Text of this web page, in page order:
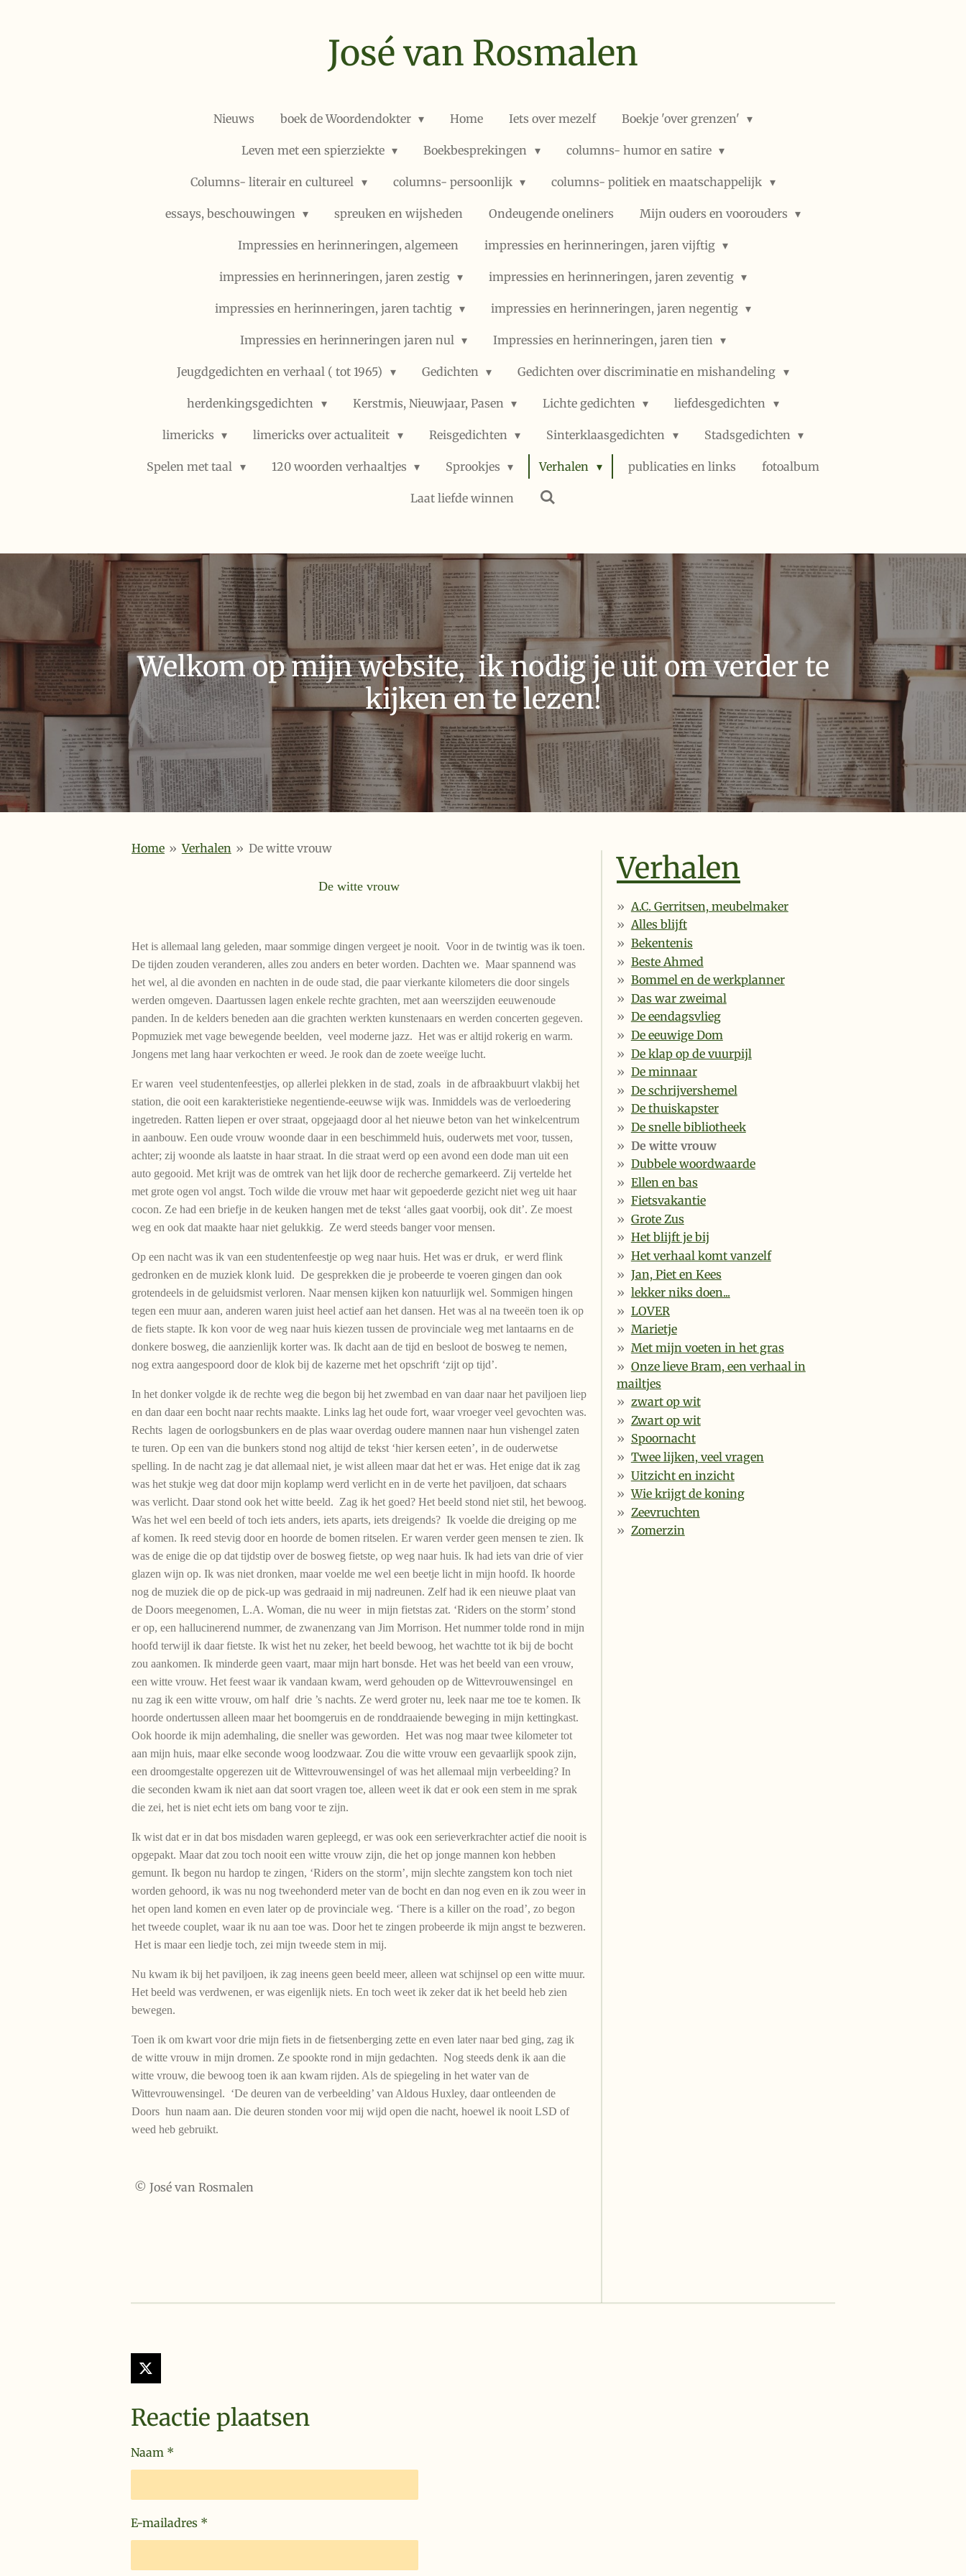
José van Rosmalen
Nieuws boek de Woordendokter Home Iets over mezelf Boekje 'over grenzen'
Leven met een spierziekte Boekbesprekingen columns- humor en satire
Columns- literair en cultureel columns- persoonlijk columns- politiek en maatschappelijk
essays, beschouwingen spreuken en wijsheden Ondeugende oneliners Mijn ouders en voorouders
Impressies en herinneringen, algemeen impressies en herinneringen, jaren vijftig
impressies en herinneringen, jaren zestig impressies en herinneringen, jaren zeventig
impressies en herinneringen, jaren tachtig impressies en herinneringen, jaren negentig
Impressies en herinneringen jaren nul Impressies en herinneringen, jaren tien
Jeugdgedichten en verhaal ( tot 1965) Gedichten Gedichten over discriminatie en mishandeling
herdenkingsgedichten Kerstmis, Nieuwjaar, Pasen Lichte gedichten liefdesgedichten
limericks limericks over actualiteit Reisgedichten Sinterklaasgedichten Stadsgedichten
Spelen met taal 120 woorden verhaaltjes Sprookjes Verhalen publicaties en links fotoalbum
Laat liefde winnen
Welkom op mijn website, ik nodig je uit om verder te
kijken en te lezen!
Home » Verhalen » De witte vrouw
De witte vrouw
Het is allemaal lang geleden, maar sommige dingen vergeet je nooit. Voor in de twintig was ik toen.
De tijden zouden veranderen, alles zou anders en beter worden. Dachten we. Maar spannend was
het wel, al die avonden en nachten in de oude stad, die paar vierkante kilometers die door singels
werden omgeven. Daartussen lagen enkele rechte grachten, met aan weerszijden eeuwenoude
panden. In de kelders beneden aan die grachten werkten kunstenaars en werden concerten gegeven.
Popmuziek met vage bewegende beelden, veel moderne jazz. Het was er altijd rokerig en warm.
Jongens met lang haar verkochten er weed. Je rook dan de zoete weeïge lucht.
Er waren veel studentenfeestjes, op allerlei plekken in de stad, zoals in de afbraakbuurt vlakbij het
station, die ooit een karakteristieke negentiende-eeuwse wijk was. Inmiddels was de verloedering
ingetreden. Ratten liepen er over straat, opgejaagd door al het nieuwe beton van het winkelcentrum
in aanbouw. Een oude vrouw woonde daar in een beschimmeld huis, ouderwets met voor, tussen,
achter; zij woonde als laatste in haar straat. In die straat werd op een avond een dode man uit een
auto gegooid. Met krijt was de omtrek van het lijk door de recherche gemarkeerd. Zij vertelde het
met grote ogen vol angst. Toch wilde die vrouw met haar wit gepoederde gezicht niet weg uit haar
cocon. Ze had een briefje in de keuken hangen met de tekst ‘alles gaat voorbij, ook dit’. Ze moest
weg en ook dat maakte haar niet gelukkig. Ze werd steeds banger voor mensen.
Op een nacht was ik van een studentenfeestje op weg naar huis. Het was er druk, er werd flink
gedronken en de muziek klonk luid. De gesprekken die je probeerde te voeren gingen dan ook
grotendeels in de geluidsmist verloren. Naar mensen kijken kon natuurlijk wel. Sommigen hingen
tegen een muur aan, anderen waren juist heel actief aan het dansen. Het was al na tweeën toen ik op
de fiets stapte. Ik kon voor de weg naar huis kiezen tussen de provinciale weg met lantaarns en de
donkere bosweg, die aanzienlijk korter was. Ik dacht aan de tijd en besloot de bosweg te nemen,
nog extra aangespoord door de klok bij de kazerne met het opschrift ‘zijt op tijd’.
In het donker volgde ik de rechte weg die begon bij het zwembad en van daar naar het paviljoen liep
en dan daar een bocht naar rechts maakte. Links lag het oude fort, waar vroeger veel gevochten was.
Rechts lagen de oorlogsbunkers en de plas waar overdag oudere mannen naar hun vishengel zaten
te turen. Op een van die bunkers stond nog altijd de tekst ‘hier kersen eeten’, in de ouderwetse
spelling. In de nacht zag je dat allemaal niet, je wist alleen maar dat het er was. Het enige dat ik zag
was het stukje weg dat door mijn koplamp werd verlicht en in de verte het paviljoen, dat schaars
was verlicht. Daar stond ook het witte beeld. Zag ik het goed? Het beeld stond niet stil, het bewoog.
Was het wel een beeld of toch iets anders, iets aparts, iets dreigends? Ik voelde die dreiging op me
af komen. Ik reed stevig door en hoorde de bomen ritselen. Er waren verder geen mensen te zien. Ik
was de enige die op dat tijdstip over de bosweg fietste, op weg naar huis. Ik had iets van drie of vier
glazen wijn op. Ik was niet dronken, maar voelde me wel een beetje licht in mijn hoofd. Ik hoorde
nog de muziek die op de pick-up was gedraaid in mij nadreunen. Zelf had ik een nieuwe plaat van
de Doors meegenomen, L.A. Woman, die nu weer in mijn fietstas zat. ‘Riders on the storm’ stond
er op, een hallucinerend nummer, de zwanenzang van Jim Morrison. Het nummer tolde rond in mijn
hoofd terwijl ik daar fietste. Ik wist het nu zeker, het beeld bewoog, het wachtte tot ik bij de bocht
zou aankomen. Ik minderde geen vaart, maar mijn hart bonsde. Het was het beeld van een vrouw,
een witte vrouw. Het feest waar ik vandaan kwam, werd gehouden op de Wittevrouwensingel en
nu zag ik een witte vrouw, om half drie ’s nachts. Ze werd groter nu, leek naar me toe te komen. Ik
hoorde ondertussen alleen maar het boomgeruis en de ronddraaiende beweging in mijn kettingkast.
Ook hoorde ik mijn ademhaling, die sneller was geworden. Het was nog maar twee kilometer tot
aan mijn huis, maar elke seconde woog loodzwaar. Zou die witte vrouw een gevaarlijk spook zijn,
een droomgestalte opgerezen uit de Wittevrouwensingel of was het allemaal mijn verbeelding? In
die seconden kwam ik niet aan dat soort vragen toe, alleen weet ik dat er ook een stem in me sprak
die zei, het is niet echt iets om bang voor te zijn.
Ik wist dat er in dat bos misdaden waren gepleegd, er was ook een serieverkrachter actief die nooit is
opgepakt. Maar dat zou toch nooit een witte vrouw zijn, die het op jonge mannen kon hebben
gemunt. Ik begon nu hardop te zingen, ‘Riders on the storm’, mijn slechte zangstem kon toch niet
worden gehoord, ik was nu nog tweehonderd meter van de bocht en dan nog even en ik zou weer in
het open land komen en even later op de provinciale weg. ‘There is a killer on the road’, zo begon
het tweede couplet, waar ik nu aan toe was. Door het te zingen probeerde ik mijn angst te bezweren.
Het is maar een liedje toch, zei mijn tweede stem in mij.
Nu kwam ik bij het paviljoen, ik zag ineens geen beeld meer, alleen wat schijnsel op een witte muur.
Het beeld was verdwenen, er was eigenlijk niets. En toch weet ik zeker dat ik het beeld heb zien
bewegen.
Toen ik om kwart voor drie mijn fiets in de fietsenberging zette en even later naar bed ging, zag ik
de witte vrouw in mijn dromen. Ze spookte rond in mijn gedachten. Nog steeds denk ik aan die
witte vrouw, die bewoog toen ik aan kwam rijden. Als de spiegeling in het water van de
Wittevrouwensingel. ‘De deuren van de verbeelding’ van Aldous Huxley, daar ontleenden de
Doors hun naam aan. Die deuren stonden voor mij wijd open die nacht, hoewel ik nooit LSD of
weed heb gebruikt.
© José van Rosmalen
Verhalen
A.C. Gerritsen, meubelmaker
Alles blijft
Bekentenis
Beste Ahmed
Bommel en de werkplanner
Das war zweimal
De eendagsvlieg
De eeuwige Dom
De klap op de vuurpijl
De minnaar
De schrijvershemel
De thuiskapster
De snelle bibliotheek
De witte vrouw
Dubbele woordwaarde
Ellen en bas
Fietsvakantie
Grote Zus
Het blijft je bij
Het verhaal komt vanzelf
Jan, Piet en Kees
lekker niks doen...
LOVER
Marietje
Met mijn voeten in het gras
Onze lieve Bram, een verhaal in
mailtjes
zwart op wit
Zwart op wit
Spoornacht
Twee lijken, veel vragen
Uitzicht en inzicht
Wie krijgt de koning
Zeevruchten
Zomerzin
X
Reactie plaatsen
Naam *
E-mailadres *